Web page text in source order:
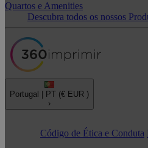
Quartos e Amenities
Descubra todos os nossos
Portugal | PT (€ EUR )
›
Código de Ética e Conduta